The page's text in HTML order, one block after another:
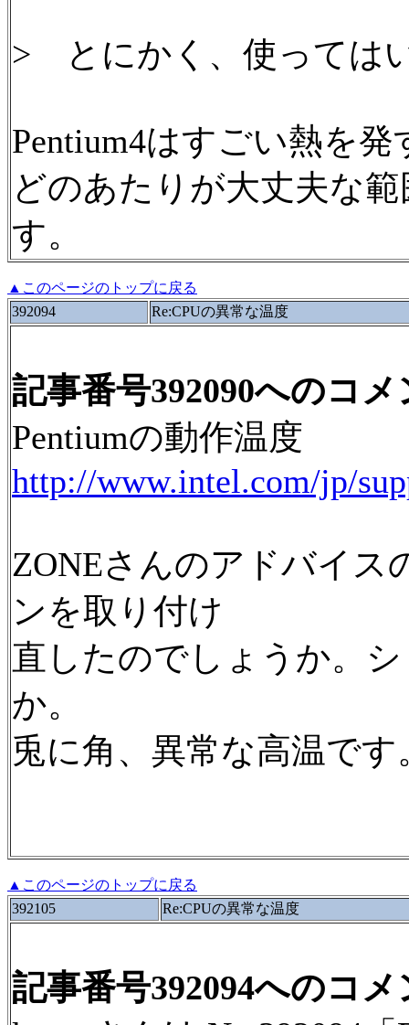
> とにかく、使っては
Pentium4はすごい熱を
どのあたりが大丈夫な
す。
▲このページのトップに戻る
392094
Re:CPUの異常な温度
記事番号392090へのコメ
Pentiumの動作温度
http://www.intel.com/jp/
ZONEさんのアドバイス
ンを取り付け
直したのでしょうか。
か。
兎に角、異常な高温で
▲このページのトップに戻る
392105
Re:CPUの異常な温度
記事番号392094へのコメ